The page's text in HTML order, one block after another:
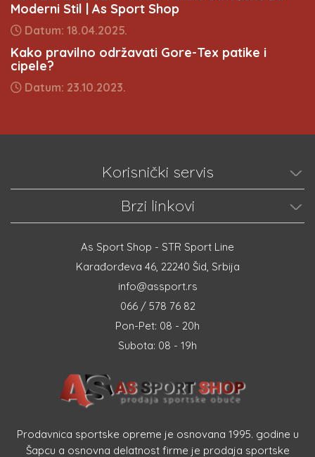
Moderni Stil | As Sport Shop
Datum: 18.04.2025.
Kako pravilno održavati Gore-Tex patike i
cipele?
Datum: 23.10.2023.
Korisnički servis
Brzi linkovi
As Sport Shop - STR Sport Line
Karađorđeva 46, 22240 Šid, Srbija
info@assport.rs
066 / 578 76 82
Pon-Pet: 08 - 20h
Subota: 08 - 19h
Prodavnica sportske opreme je osnovana 1995. godine u
Šapcu a osnovna delatnost firme je prodaja sportske